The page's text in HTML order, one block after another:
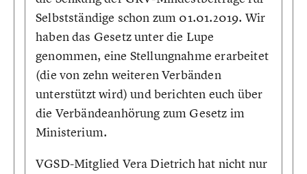
Selbstständige schon zum 01.01.2019. Wir
haben das Gesetz unter die Lupe
genommen, eine Stellungnahme erarbeitet
(die von zehn weiteren Verbänden
unterstützt wird) und berichten euch über
die Verbändeanhörung zum Gesetz im
Ministerium.
VGSD-Mitglied Vera Dietrich hat nicht nur